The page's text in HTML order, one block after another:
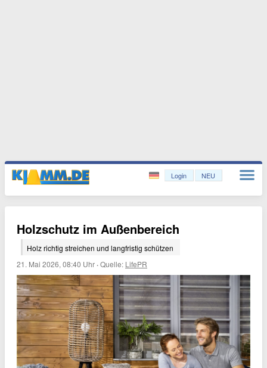
Login NEU
Holzschutz im Außenbereich
Holz richtig streichen und langfristig schützen
21. Mai 2026, 08:40 Uhr ·Quelle: LifePR